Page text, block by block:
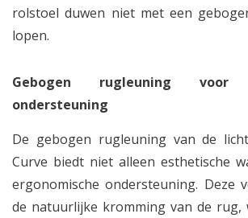
rolstoel duwen niet met een
lopen.
Gebogen rugleuning voor
ondersteuning
De gebogen rugleuning van de
Curve biedt niet alleen esthetische
ergonomische ondersteuning. Deze
de natuurlijke kromming van de